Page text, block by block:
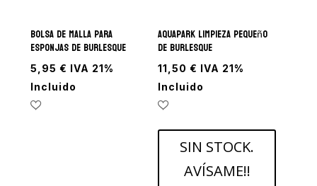
Bolsa de malla para
esponjas de Burlesque
5,95€ IVA 21%
Incluido
Aquapark limpieza pequeño
de Burlesque
11,50€ IVA 21%
Incluido
SIN STOCK.
AVÍSAME!!